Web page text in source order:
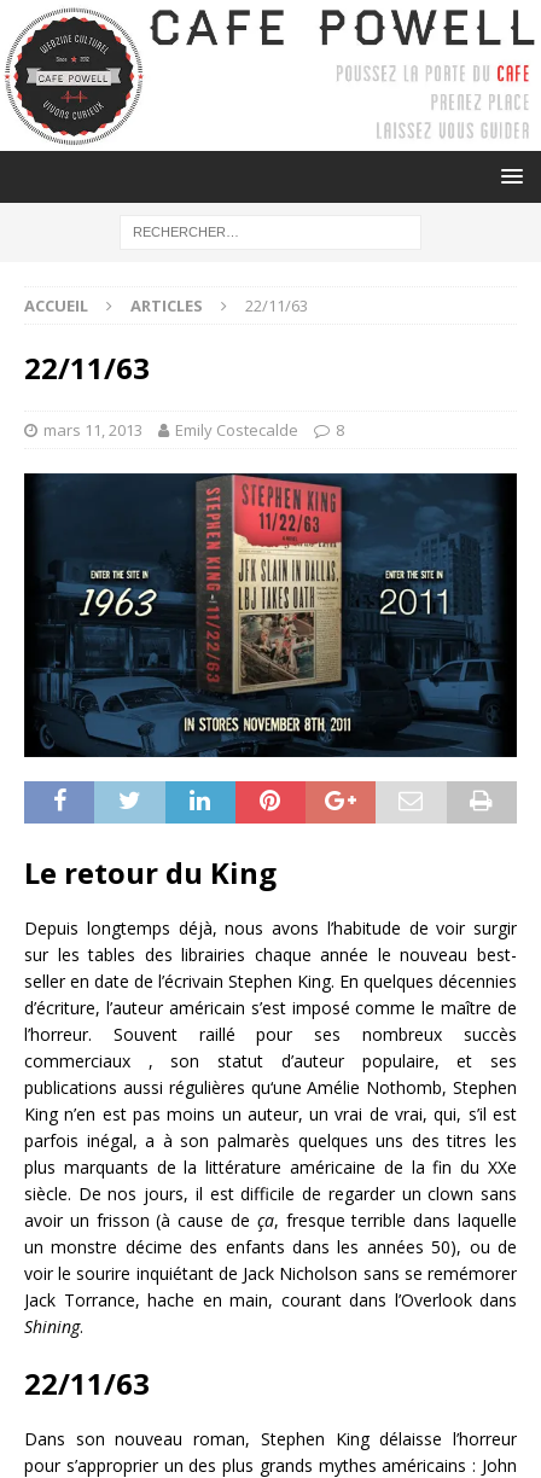
ACCUEIL ARTICLES 22/11/63
22/11/63
mars 11, 2013 Emily Costecalde 8
Le retour du King
Depuis longtemps déjà, nous avons l’habitude de voir surgir
sur les tables des librairies chaque année le nouveau best-
seller en date de l’écrivain Stephen King. En quelques décennies
d’écriture, l’auteur américain s’est imposé comme le maître de
l’horreur. Souvent raillé pour ses nombreux succès
commerciaux , son statut d’auteur populaire, et ses
publications aussi régulières qu‘une Amélie Nothomb, Stephen
King n’en est pas moins un auteur, un vrai de vrai, qui, s’il est
parfois inégal, a à son palmarès quelques uns des titres les
plus marquants de la littérature américaine de la fin du XXe
siècle. De nos jours, il est difficile de regarder un clown sans
avoir un frisson (à cause de ça, fresque terrible dans laquelle
un monstre décime des enfants dans les années 50), ou de
voir le sourire inquiétant de Jack Nicholson sans se remémorer
Jack Torrance, hache en main, courant dans l’Overlook dans
Shining.
22/11/63
Dans son nouveau roman, Stephen King délaisse l’horreur
pour s’approprier un des plus grands mythes américains : John